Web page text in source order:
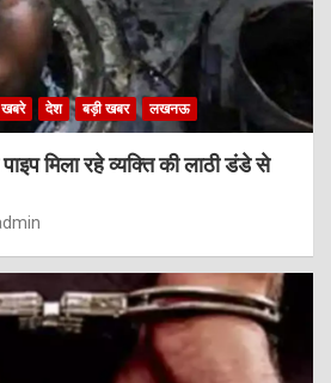
खबरे देश बड़ी खबर लखनऊ
मिला रहे व्यक्ति की लाठी डंडे से